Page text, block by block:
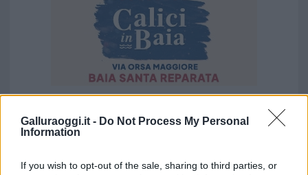
Galluraoggi.it - Do Not Process My Personal
Information
If you wish to opt-out of the sale, sharing to third parties, or
Vuoi rimuovere le pubblicità nazionali?
Puoi abbonarti a soli € 1,10 al mese